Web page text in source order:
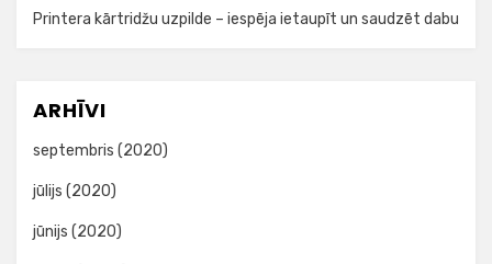
Printera kārtridžu uzpilde – iespēja ietaupīt un saudzēt dabu
ARHĪVI
septembris (2020)
jūlijs (2020)
jūnijs (2020)